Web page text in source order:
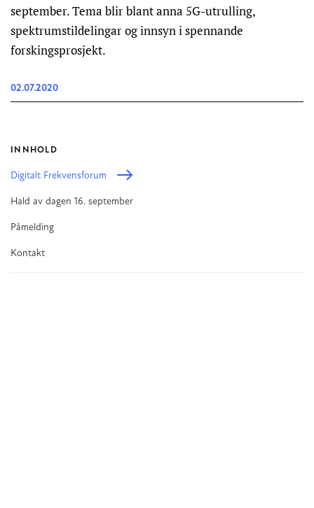
september. Tema blir blant anna 5G-utrulling,
spektrumstildelingar og innsyn i spennande
forskingsprosjekt.
02.07.2020
INNHOLD
Digitalt Frekvensforum
Hald av dagen 16. september
Påmelding
Kontakt